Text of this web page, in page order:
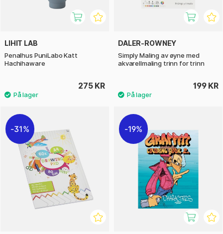
LIHIT LAB
Penalhus PuniLabo Katt
Hachihaware
275 KR
DALER-ROWNEY
Simply Maling av øyne med
akvarellmaling trinn for trinn
199 KR
31% 19%